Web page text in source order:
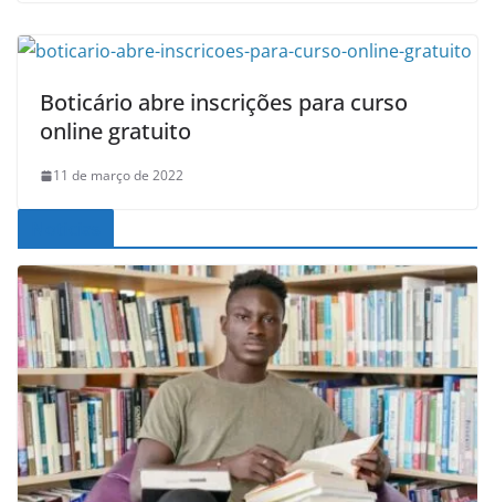
Boticário abre inscrições para curso
online gratuito
11 de março de 2022